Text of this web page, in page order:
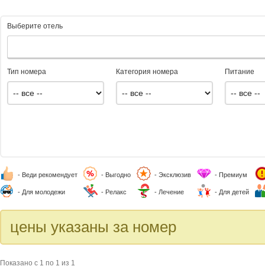
Выберите отель
Тип номера Категория номера Питание
- Веди рекомендует - Выгодно - Эксклюзив - Премиум
- Для молодежи - Релакс - Лечение - Для детей
цены указаны за номер
Показано c 1 по 1 из 1